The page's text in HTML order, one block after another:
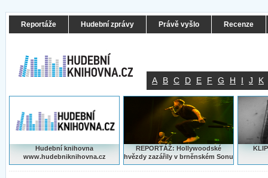
Reportáže Hudební zprávy Právě vyšlo Recenze
A B C D E F G H I J K
Hudební knihovna
www.hudebniknihovna.cz
REPORTÁŽ: Hollywoodské
hvězdy zazářily v brněnském Sonu